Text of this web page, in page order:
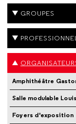
GROUPES
Amphithéâtre
Salle modulable
Foyers d'exposition